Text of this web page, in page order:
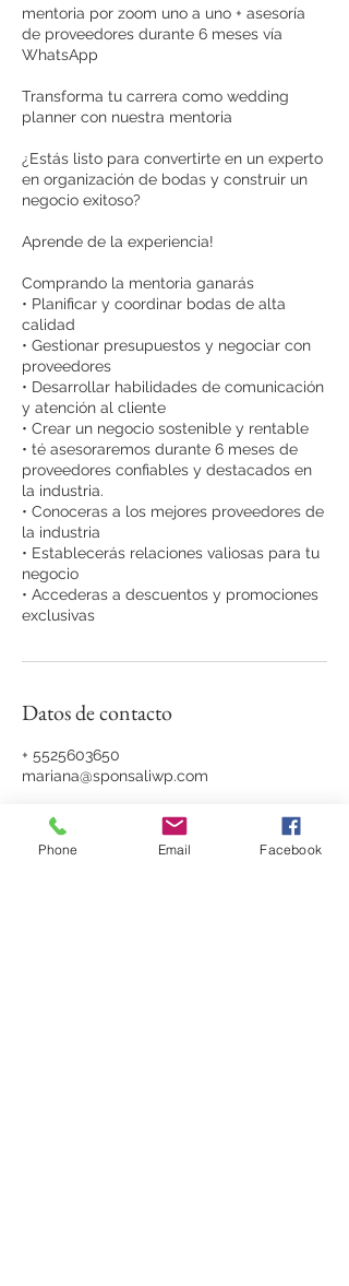
⁠mentoria por zoom uno a uno + asesoría
de proveedores durante 6 meses vía
WhatsApp
Transforma tu carrera como wedding
planner con nuestra mentoria
¿Estás listo para convertirte en un experto
en organización de bodas y construir un
negocio exitoso?
Aprende de la experiencia!
Comprando la mentoria ganarás
•⁠ ⁠Planificar y coordinar bodas de alta
calidad
•⁠ ⁠Gestionar presupuestos y negociar con
proveedores
•⁠ ⁠Desarrollar habilidades de comunicación
y atención al cliente
•⁠ ⁠Crear un negocio sostenible y rentable
•⁠ ⁠⁠té asesoraremos durante 6 meses de
proveedores confiables y destacados en
la industria.
•⁠ ⁠Conoceras a los mejores proveedores de
la industria
•⁠ ⁠Establecerás relaciones valiosas para tu
negocio
•⁠ ⁠Accederas a descuentos y promociones
Datos de contacto
+ 5525603650
mariana@sponsaliwp.com
Phone Email Facebook